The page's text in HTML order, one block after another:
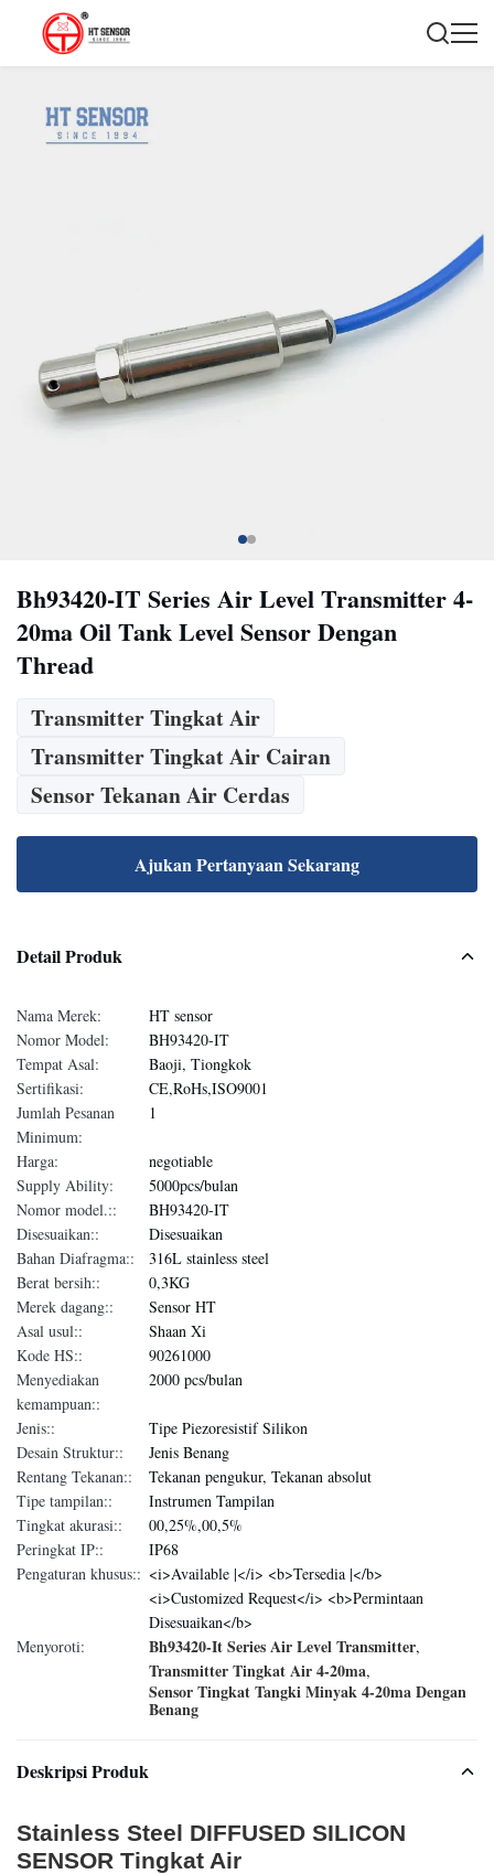
Bh93420-IT Series Air Level Transmitter 4-
20ma Oil Tank Level Sensor Dengan
Thread
Transmitter Tingkat Air
Transmitter Tingkat Air Cairan
Sensor Tekanan Air Cerdas
Ajukan Pertanyaan Sekarang
Detail Produk
Nama Merek:
HT sensor
Nomor Model:
BH93420-IT
Tempat Asal:
Baoji, Tiongkok
Sertifikasi:
CE,RoHs,ISO9001
Jumlah Pesanan
Minimum:
1
Harga:
negotiable
Supply Ability:
5000pcs/bulan
Nomor model.::
BH93420-IT
Disesuaikan::
Disesuaikan
Bahan Diafragma::
316L stainless steel
Berat bersih::
0,3KG
Merek dagang::
Sensor HT
Asal usul::
Shaan Xi
Kode HS::
90261000
Menyediakan
kemampuan::
2000 pcs/bulan
Jenis::
Tipe Piezoresistif Silikon
Desain Struktur::
Jenis Benang
Rentang Tekanan::
Tekanan pengukur, Tekanan absolut
Tipe tampilan::
Instrumen Tampilan
Tingkat akurasi::
00,25%,00,5%
Peringkat IP::
IP68
Pengaturan khusus:: <i>Available |</i> <b>Tersedia |</b>
<i>Customized Request</i> <b>Permintaan
Disesuaikan</b>
Menyoroti:
Bh93420-It Series Air Level Transmitter,
Transmitter Tingkat Air 4-20ma,
Sensor Tingkat Tangki Minyak 4-20ma Dengan
Benang
Deskripsi Produk
Stainless Steel DIFFUSED SILICON
SENSOR Tingkat Air